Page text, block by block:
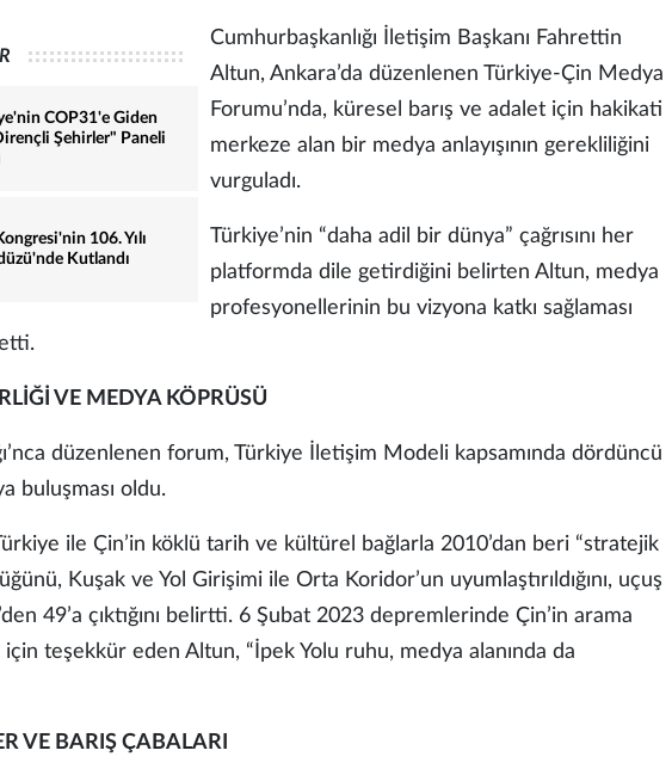
COP31'e Giden
Şehirler" Paneli
106. Yılı
Kutlandı
Cumhurbaşkanlığı İletişim Başkanı Fahrettin
Altun, Ankara’da düzenlenen Türkiye-Çin Medya
Forumu’nda, küresel barış ve adalet için hakikati
merkeze alan bir medya anlayışının gerekliliğini
vurguladı.
Türkiye’nin “daha adil bir dünya” çağrısını her
platformda dile getirdiğini belirten Altun, medya
profesyonellerinin bu vizyona katkı sağlaması
VE MEDYA KÖPRÜSÜ
düzenlenen forum, Türkiye İletişim Modeli kapsamında dördüncü
buluşması oldu.
ile Çin’in köklü tarih ve kültürel bağlarla 2010’dan beri “stratejik
Kuşak ve Yol Girişimi ile Orta Koridor’un uyumlaştırıldığını, uçuş
49’a çıktığını belirtti. 6 Şubat 2023 depremlerinde Çin’in arama
teşekkür eden Altun, “İpek Yolu ruhu, medya alanında da
VE BARIŞ ÇABALARI